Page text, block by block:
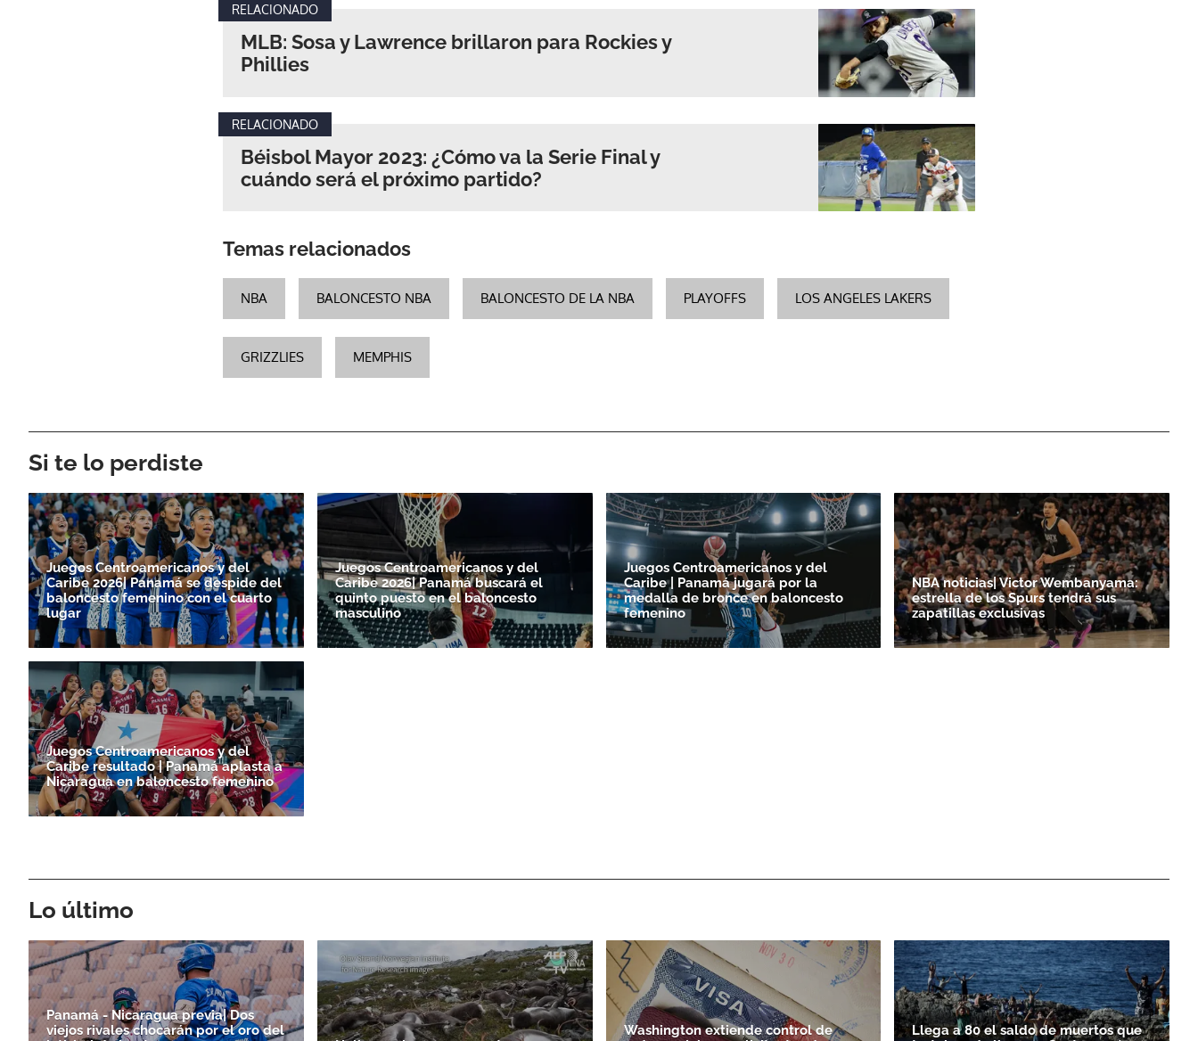
RELACIONADO
MLB: Sosa y Lawrence brillaron para Rockies y
Phillies
RELACIONADO
Béisbol Mayor 2023: ¿Cómo va la Serie Final y
cuándo será el próximo partido?
Temas relacionados
NBA BALONCESTO NBA BALONCESTO DE LA NBA PLAYOFFS LOS ANGELES LAKERS
GRIZZLIES MEMPHIS
Si te lo perdiste
Juegos Centroamericanos y del
Caribe 2026| Panamá se despide del
baloncesto femenino con el cuarto
lugar
Juegos Centroamericanos y del
Caribe 2026| Panamá buscará el
quinto puesto en el baloncesto
masculino
Juegos Centroamericanos y del
Caribe | Panamá jugará por la
medalla de bronce en baloncesto
femenino
NBA noticias| Victor Wembanyama:
estrella de los Spurs tendrá sus
zapatillas exclusivas
Juegos Centroamericanos y del
Caribe resultado | Panamá aplasta a
Nicaragua en baloncesto femenino
Lo último
Panamá - Nicaragua previa| Dos
viejos rivales chocarán por el oro del
Washington extiende control de
Llega a 80 el saldo de muertos que